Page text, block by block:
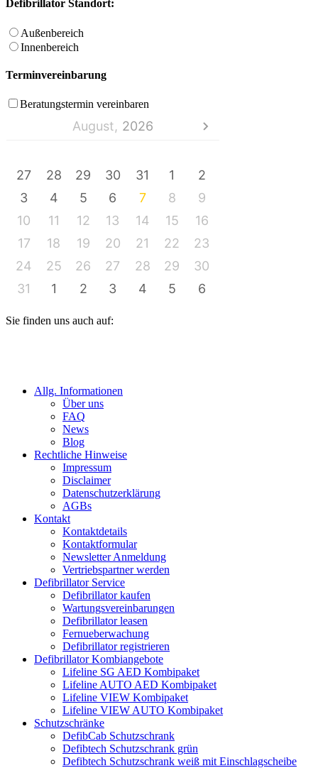
Defibrillator Standort:
Außenbereich
Innenbereich
Terminvereinbarung
Beratungstermin vereinbaren
August, 2026
27 28 29 30 31 1
2
3
4 5 6 7 8
9
10
11 12 13 14 15
16
17
18 19 20 21 22
23
24
25 26 27 28 29
30
31
1 2 3 4 5 6
Sie finden uns auch auf:
Allg. Informationen
Über uns
FAQ
News
Blog
Rechtliche Hinweise
Impressum
Disclaimer
Datenschutzerklärung
AGBs
Kontakt
Kontaktdetails
Kontaktformular
Newsletter Anmeldung
Vertriebspartner werden
Defibrillator Service
Defibrillator kaufen
Wartungsvereinbarungen
Defibrillator leasen
Fernueberwachung
Defibrillator registrieren
Defibrillator Kombiangebote
Lifeline SG AED Kombipaket
Lifeline AUTO AED Kombipaket
Lifeline VIEW Kombipaket
Lifeline VIEW AUTO Kombipaket
Schutzschränke
DefibCab Schutzschrank
Defibtech Schutzschrank grün
Defibtech Schutzschrank weiß mit Einschlagscheibe